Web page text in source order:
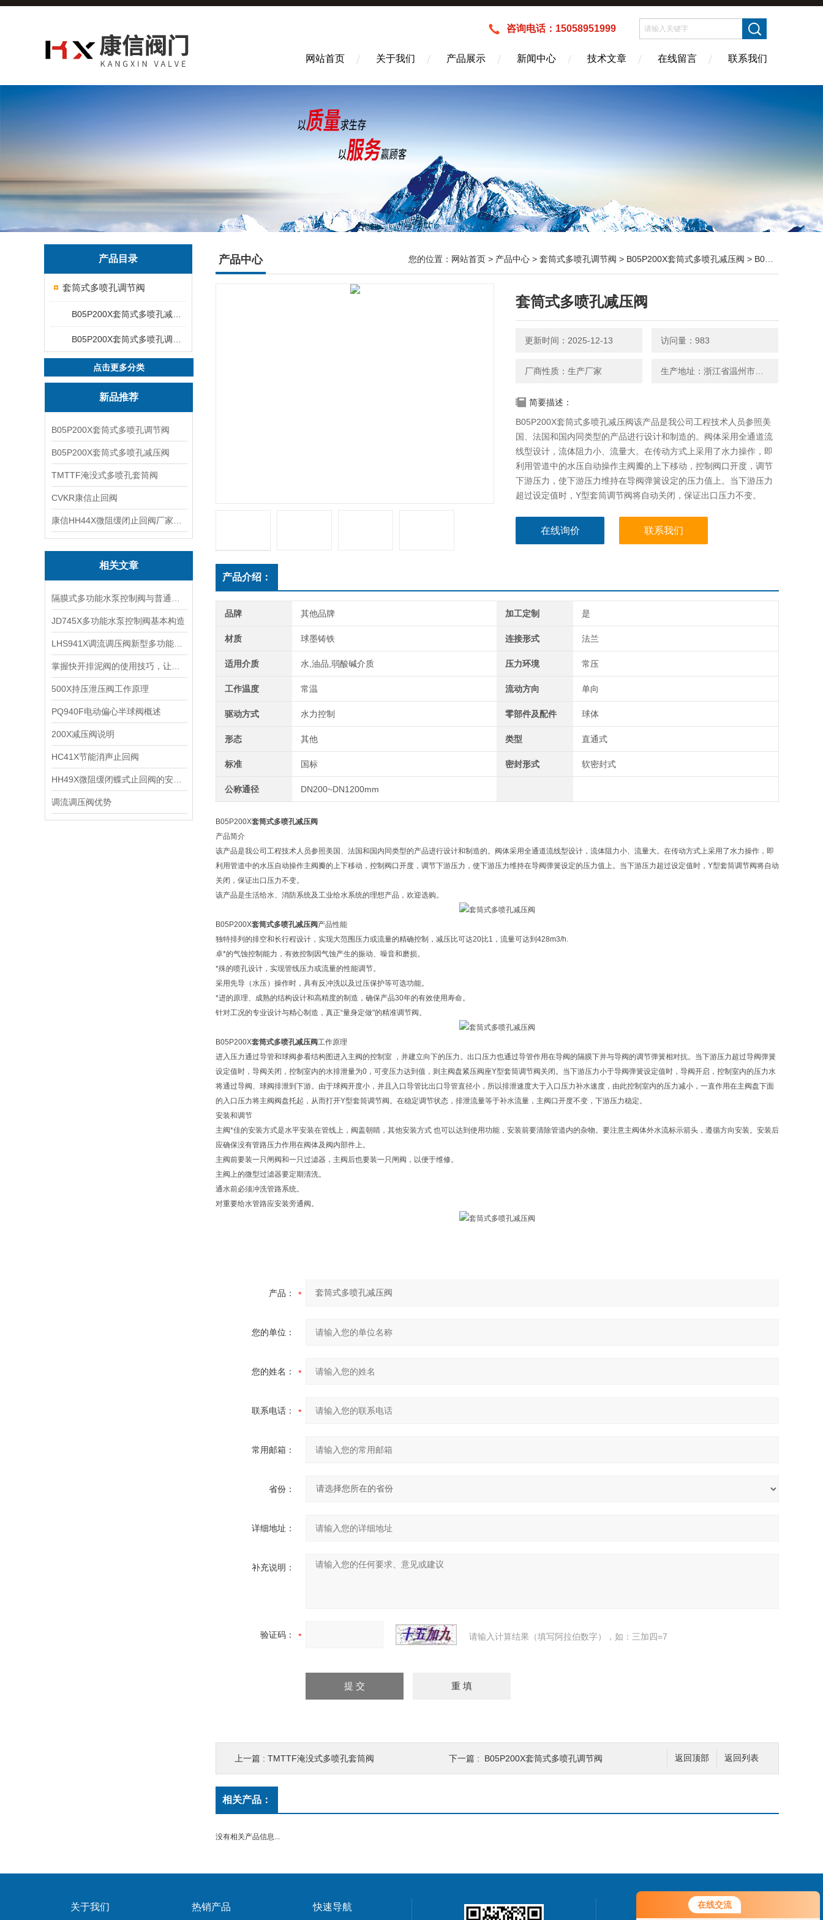
在线交流
咨询电话：15058951999
网站首页 关于我们 产品展示 新闻中心 技术文章 在线留言 联系我们
产品目录
套筒式多喷孔调节阀
点击更多分类
新品推荐
B05P200X套筒式多喷孔调节阀
B05P200X套筒式多喷孔减压阀
TMTTF淹没式多喷孔套筒阀
CVKR康信止回阀
相关文章
JD745X多功能水泵控制阀基本构造
500X持压泄压阀工作原理
PQ940F电动偏心半球阀概述
200X减压阀说明
HC41X节能消声止回阀
调流调压阀优势
产品中心 您的位置： 网站首页 > 产品中心 > 套筒式多喷孔调节阀 > B05P200X套筒式多喷孔减压阀 > B05P200X套筒式多喷孔减压阀
套筒式多喷孔减压阀
更新时间：2025-12-13 访问量：983
厂商性质：生产厂家
简要描述：
B05P200X套筒式多喷孔减压阀该产品是我公司工程技术人员参照美
国、法国和国内同类型的产品进行设计和制造的。阀体采用全通道流
线型设计，流体阻力小、流量大。在传动方式上采用了水力操作，即
利用管道中的水压自动操作主阀瓣的上下移动，控制阀口开度，调节
下游压力，使下游压力维持在导阀弹簧设定的压力值上。当下游压力
超过设定值时，Y型套筒调节阀将自动关闭，保证出口压力不变。
在线询价 联系我们
产品介绍：
品牌 其他品牌 加工定制 是
材质 球墨铸铁 连接形式 法兰
适用介质 水,油品,弱酸碱介质 压力环境 常压
工作温度 常温 流动方向 单向
驱动方式 水力控制 零部件及配件 球体
形态 其他 类型 直通式
标准 国标 密封形式 软密封式
公称通径 DN200~DN1200mm
B05P200X套筒式多喷孔减压阀
产品简介
该产品是我公司工程技术人员参照美国、法国和国内同类型的产品进行设计和制造的。阀体采用全通道流线型设计，流体阻力小、流量大。在传动方式上采用了水力操作，即
利用管道中的水压自动操作主阀瓣的上下移动，控制阀口开度，调节下游压力，使下游压力维持在导阀弹簧设定的压力值上。当下游压力超过设定值时，Y型套筒调节阀将自动
关闭，保证出口压力不变。
该产品是生活给水、消防系统及工业给水系统的理想产品，欢迎选购。
B05P200X套筒式多喷孔减压阀 产品性能
独特排列的排空和长行程设计，实现大范围压力或流量的精确控制，减压比可达20比1，流量可达到428m3/h.
卓*的气蚀控制能力，有效控制因气蚀产生的振动、噪音和磨损。
*殊的喷孔设计，实现管线压力或流量的性能调节。
采用先导（水压）操作时，具有反冲洗以及过压保护等可选功能。
*进的原理、成熟的结构设计和高精度的制造，确保产品30年的有效使用寿命。
针对工况的专业设计与精心制造，真正“量身定做"的精准调节阀。
B05P200X套筒式多喷孔减压阀工作原理
进入压力通过导管和球阀参看结构图进入主阀的控制室 ，并建立向下的压力。出口压力也通过导管作用在导阀的隔膜下并与导阀的调节弹簧相对抗。当下游压力超过导阀弹簧
设定值时，导阀关闭，控制室内的水排泄量为0，可变压力达到值，则主阀盘紧压阀座Y型套筒调节阀关闭。当下游压力小于导阀弹簧设定值时，导阀开启，控制室内的压力水
将通过导阀、球阀排泄到下游。由于球阀开度小，并且入口导管比出口导管直径小，所以排泄速度大于入口压力补水速度，由此控制室内的压力减小，一直作用在主阀盘下面
的入口压力将主阀阀盘托起，从而打开Y型套筒调节阀。在稳定调节状态，排泄流量等于补水流量，主阀口开度不变，下游压力稳定。
安装和调节
主阀*佳的安装方式是水平安装在管线上，阀盖朝睛，其他安装方式 也可以达到使用功能，安装前要清除管道内的杂物。要注意主阀体外水流标示箭头，遵循方向安装。安装后
应确保没有管路压力作用在阀体及阀内部件上。
主阀前要装一只闸阀和一只过滤器，主阀后也要装一只闸阀，以便于维修。
主阀上的微型过滤器要定期清洗。
通水前必须冲洗管路系统。
对重要给水管路应安装旁通阀。
产品：
您的单位：
您的姓名：
联系电话：
常用邮箱：
省份：
详细地址：
补充说明：
验证码： 请输入计算结果（填写阿拉伯数字），如：三加四=7
返回列表
返回顶部
上一篇 : TMTTF淹没式多喷孔套筒阀 下一篇 : B05P200X套筒式多喷孔调节阀
相关产品：
没有相关产品信息...
关于我们 热销产品 快速导航
联系我们